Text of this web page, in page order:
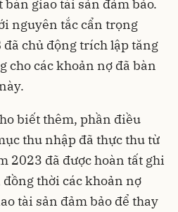
giao tài sản đảm bảo.
nguyên tắc cẩn trọng
chủ động trích lập tăng
cho các khoản nợ đã bàn
biết thêm, phần điều
thu nhập đã thực thu từ
2023 đã được hoàn tất ghi
thời các khoản nợ
tài sản đảm bảo để thay